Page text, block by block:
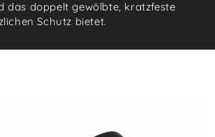
das doppelt gewölbte, kratzfeste
Schutz bietet.